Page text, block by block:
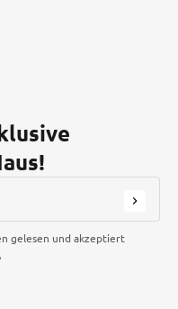
gelesen und akzeptiert